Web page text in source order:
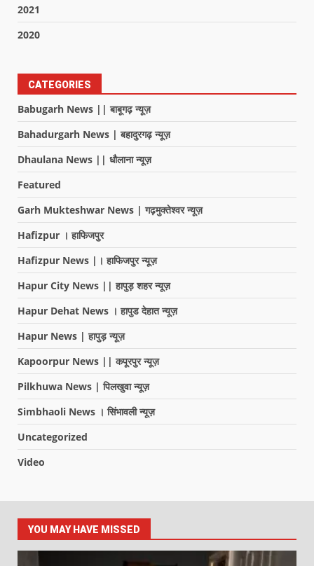
2021
2020
CATEGORIES
Babugarh News || बाबूगढ़ न्यूज़
Bahadurgarh News | बहादुरगढ़ न्यूज़
Dhaulana News || धौलाना न्यूज़
Featured
Garh Mukteshwar News | गढ़मुक्तेश्वर न्यूज़
Hafizpur । हाफिजपुर
Hafizpur News |। हाफिजपुर न्यूज़
Hapur City News || हापुड़ शहर न्यूज़
Hapur Dehat News । हापुड देहात न्यूज़
Hapur News | हापुड़ न्यूज़
Kapoorpur News || कपूरपुर न्यूज़
Pilkhuwa News | पिलखुवा न्यूज़
Simbhaoli News । सिंभावली न्यूज़
Uncategorized
Video
YOU MAY HAVE MISSED